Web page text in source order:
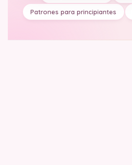
Patrones para principiantes